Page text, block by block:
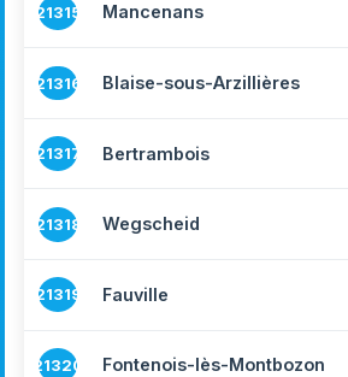
21315 Mancenans
21316 Blaise-sous-Arzillières
21317 Bertrambois
21318 Wegscheid
21319 Fauville
21320 Fontenois-lès-Montbozon